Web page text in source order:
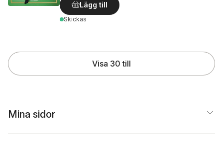
Lägg till
Skickas
Visa 30 till
Mina sidor